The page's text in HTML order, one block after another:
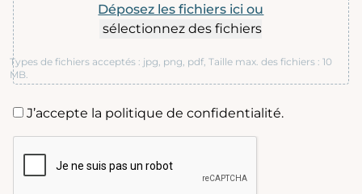
Déposez les fichiers ici ou
sélectionnez des fichiers
Types de fichiers acceptés : jpg, png, pdf, Taille max. des fichiers : 10
MB.
J’accepte la politique de confidentialité.
CAPTCHA